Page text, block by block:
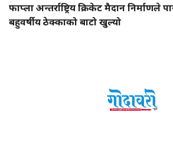
फाप्ला अन्तर्राष्ट्रिय क्रिकेट मैदान निर्माणले
बहुवर्षीय ठेक्काको बाटो खुल्यो